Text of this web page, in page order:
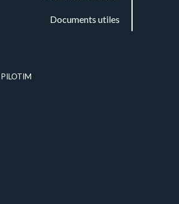
Documents utiles
PILOTIM